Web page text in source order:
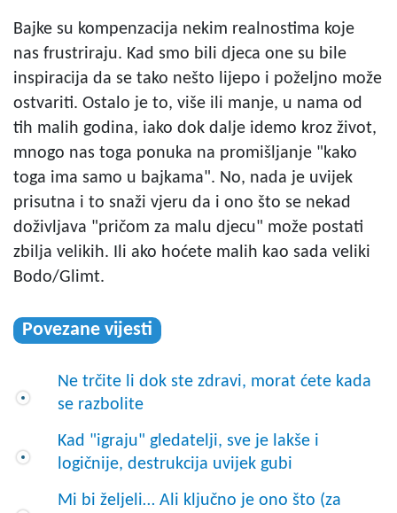
Bajke su kompenzacija nekim realnostima koje
nas frustriraju. Kad smo bili djeca one su bile
inspiracija da se tako nešto lijepo i poželjno može
ostvariti. Ostalo je to, više ili manje, u nama od
tih malih godina, iako dok dalje idemo kroz život,
mnogo nas toga ponuka na promišljanje "kako
toga ima samo u bajkama". No, nada je uvijek
prisutna i to snaži vjeru da i ono što se nekad
doživljava "pričom za malu djecu" može postati
zbilja velikih. Ili ako hoćete malih kao sada veliki
Bodo/Glimt.
Povezane vijesti
Ne trčite li dok ste zdravi, morat ćete kada
se razbolite
Kad "igraju" gledatelji, sve je lakše i
logičnije, destrukcija uvijek gubi
Mi bi željeli… Ali ključno je ono što (za